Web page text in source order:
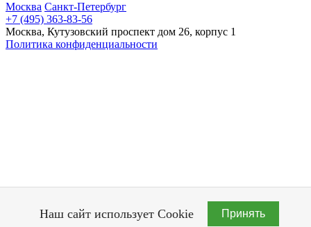
Москва Санкт-Петербург
+7 (495) 363-83-56
Москва, Кутузовский проспект дом 26, корпус 1
Политика конфиденциальности
Наш сайт использует Cookie Принять